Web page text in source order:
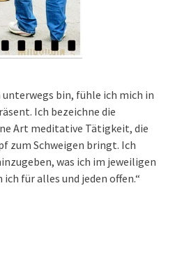
unterwegs bin, fühle ich mich in
Ich bezeichne die
Art meditative Tätigkeit, die
zum Schweigen bringt. Ich
was ich im jeweiligen
für alles und jeden offen.“